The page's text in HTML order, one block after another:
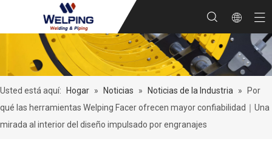
Usted está aquí: Hogar » Noticias » Noticias de la Industria »
Por
qué las herramientas Welping Facer ofrecen mayor confiabilidad｜Una
mirada al interior del diseño impulsado por engranajes